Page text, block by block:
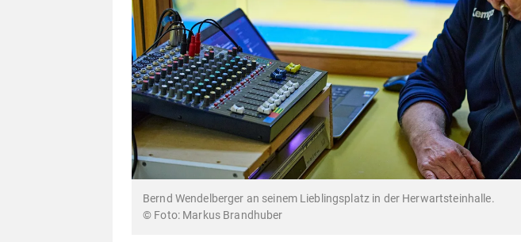
Bernd Wendelberger an seinem Lieblingsplatz in der Herwartsteinhalle.
© Foto: Markus Brandhuber